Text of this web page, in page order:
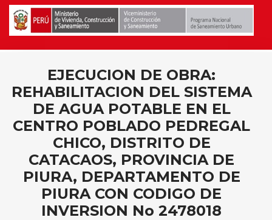
EJECUCION DE OBRA:
REHABILITACION DEL SISTEMA
DE AGUA POTABLE EN EL
CENTRO POBLADO PEDREGAL
CHICO, DISTRITO DE
CATACAOS, PROVINCIA DE
PIURA, DEPARTAMENTO DE
PIURA CON CODIGO DE
INVERSION No 2478018